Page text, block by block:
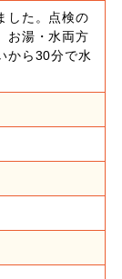
した。点検の
お湯・水両方
から30分で水